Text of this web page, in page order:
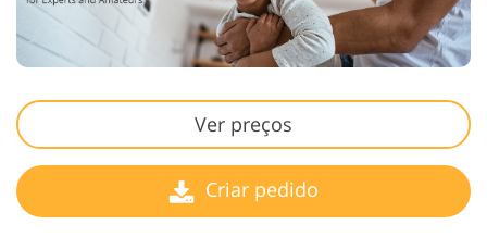
Ver preços
Criar pedido